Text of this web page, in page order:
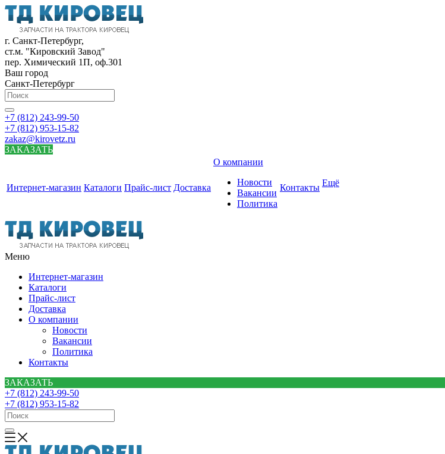
г. Санкт-Петербург,
ст.м. "Кировский Завод"
пер. Химический 1П, оф.301
Ваш город
Санкт-Петербург
+7 (812) 243-99-50
+7 (812) 953-15-82
zakaz@kirovetz.ru
ЗАКАЗАТЬ
Интернет-магазин Каталоги Прайс-лист Доставка
О компании
Новости
Вакансии
Политика
Контакты Ещё
Меню
Интернет-магазин
Каталоги
Прайс-лист
Доставка
О компании
Новости
Вакансии
Политика
Контакты
ЗАКАЗАТЬ
+7 (812) 243-99-50
+7 (812) 953-15-82